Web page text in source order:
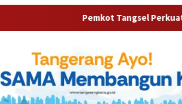
Pemkot Tangsel Perkuat Sarana PAUD,